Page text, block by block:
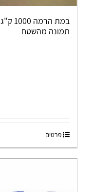
במת הרמה 1000 ק"ג
תמונה מהשטח
פרטים